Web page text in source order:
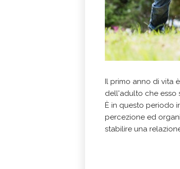
Il primo anno di vita
dell'adulto che esso
È in questo periodo
percezione ed
stabilire una